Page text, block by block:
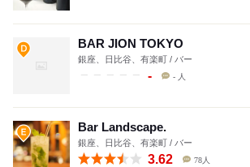
BAR JION TOKYO
銀座、日比谷、有楽町 / バー
- - 人
Bar Landscape.
銀座、日比谷、有楽町 / バー
3.62 78人